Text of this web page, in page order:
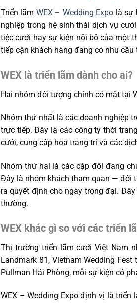
Triển lãm WEX – Wedding Expo là sự
nghiệp trong hệ sinh thái dịch vụ
tiệc cưới hay sự kiện nội bộ của một
tiếp cận khách hàng đang có nhu cầu
WEX là triển lãm dành cho ai?
Hai nhóm đối tượng chính có mặt tại
Nhóm thứ nhất là các doanh nghiệp
trực tiếp. Đây là các công ty thời
cưới, cung cấp hoa trang trí và các
Nhóm thứ hai là các cặp đôi đang
Đây là nhóm khách tham quan — đối
ra quyết định cho ngày trọng đại.
thường.
WEX khác gì so với các triển
Thị trường triển lãm cưới Việt Nam
Landmark 81, Vietnam Wedding
Pullman Hải Phòng, mỗi sự kiện có
WEX – Wedding Expo định vị là